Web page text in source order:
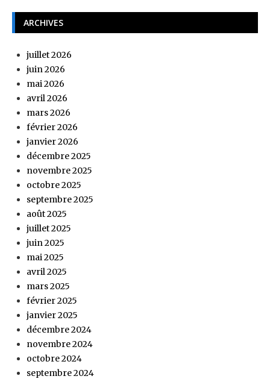
ARCHIVES
juillet 2026
juin 2026
mai 2026
avril 2026
mars 2026
février 2026
janvier 2026
décembre 2025
novembre 2025
octobre 2025
septembre 2025
août 2025
juillet 2025
juin 2025
mai 2025
avril 2025
mars 2025
février 2025
janvier 2025
décembre 2024
novembre 2024
octobre 2024
septembre 2024